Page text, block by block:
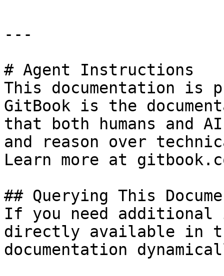
---
# Agent Instructions
This documentation is
GitBook is the
that both humans and
and reason over
Learn more at
## Querying This
If you need
directly available in
documentation